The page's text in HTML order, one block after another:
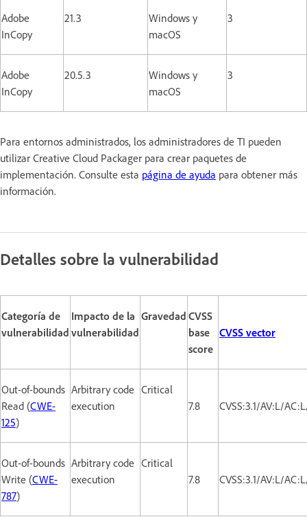
Adobe
InCopy
21.3
Windows y
macOS
3
Adobe
InCopy
20.5.3
Windows y
macOS
3
Para entornos administrados, los administradores de TI pueden
utilizar Creative Cloud Packager para crear paquetes de
implementación. Consulte esta página de ayuda para obtener más
información.
Detalles sobre la vulnerabilidad
Categoría de
vulnerabilidad
Impacto de la
vulnerabilidad
Gravedad CVSS
base
score
CVSS vector
Out-of-bounds
Read (CWE-
125)
Arbitrary code
execution
Critical
7.8
CVSS:3.1/AV:L/
Out-of-bounds
Write (CWE-
787)
Arbitrary code
execution
Critical
7.8
CVSS:3.1/AV:L/